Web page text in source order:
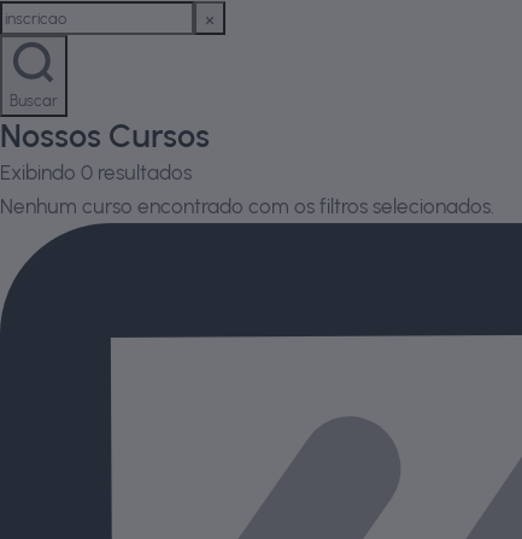
Buscar
Nossos Cursos
Exibindo 0 resultados
Nenhum curso encontrado com os filtros selecionados.